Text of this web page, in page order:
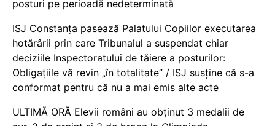
posturi pe perioadă nedeterminată
ISJ Constanța pasează Palatului Copiilor executarea
hotărârii prin care Tribunalul a suspendat chiar
deciziile Inspectoratului de tăiere a posturilor:
Obligațiile vă revin „în totalitate” / ISJ susține că s-a
conformat pentru că nu a mai emis alte acte
ULTIMĂ ORĂ Elevii români au obținut 3 medalii de